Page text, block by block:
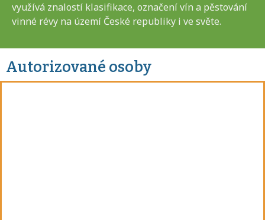
využívá znalostí klasifikace, označení vín a pěstování
vinné révy na území České republiky i ve světe.
Autorizované osoby